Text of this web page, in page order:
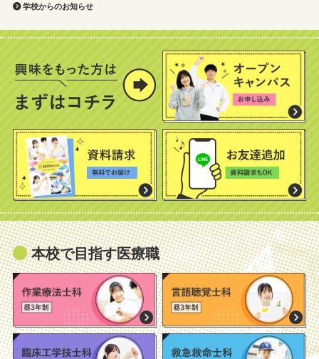
学校からのお知らせ
本校で目指す医療職